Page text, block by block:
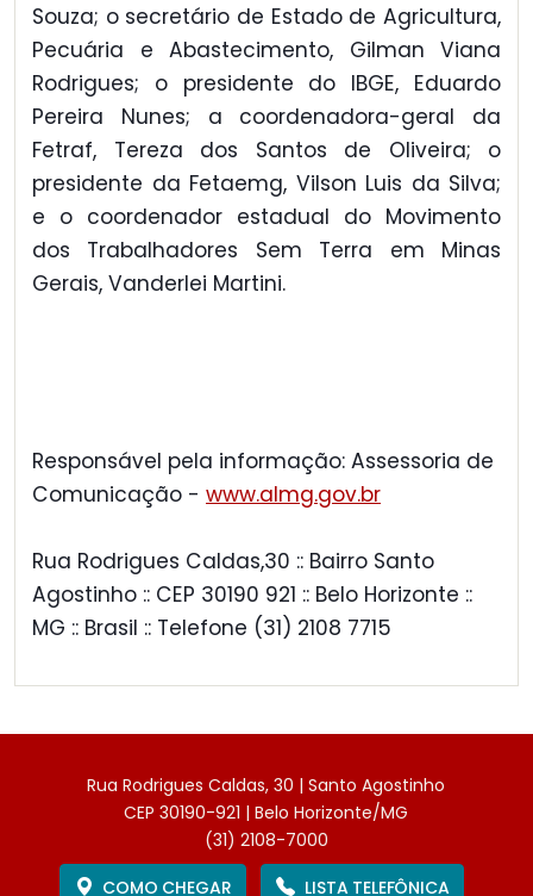
Souza; o secretário de Estado de Agricultura,
Pecuária e Abastecimento, Gilman Viana
Rodrigues; o presidente do IBGE, Eduardo
Pereira Nunes; a coordenadora-geral da
Fetraf, Tereza dos Santos de Oliveira; o
presidente da Fetaemg, Vilson Luis da Silva;
e o coordenador estadual do Movimento
dos Trabalhadores Sem Terra em Minas
Gerais, Vanderlei Martini.
Responsável pela informação: Assessoria de
Comunicação - www.almg.gov.br
Rua Rodrigues Caldas,30 :: Bairro Santo
Agostinho :: CEP 30190 921 :: Belo Horizonte ::
MG :: Brasil :: Telefone (31) 2108 7715
Rua Rodrigues Caldas, 30 | Santo Agostinho
CEP 30190-921 | Belo Horizonte/MG
(31) 2108-7000
COMO CHEGAR
LISTA TELEFÔNICA